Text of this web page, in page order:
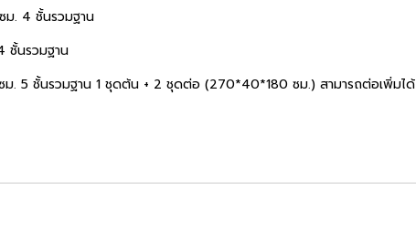
ม. 4 ชั้นรวมฐาน
ชั้นรวมฐาน
. 5 ชั้นรวมฐาน 1 ชุดต้น + 2 ชุดต่อ (270*40*180 ซม.) สามารถต่อเพิ่มได้